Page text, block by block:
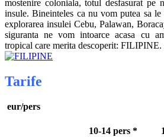
mostenire coloniala, totul desfasurat pe
insule. Bineinteles ca nu vom putea sa
explorarea insulei Cebu, Palawan,
siguranta ne vom intoarce acasa cu
tropical care merita descoperit:
Tarife
eur/pers
10-14 pers *